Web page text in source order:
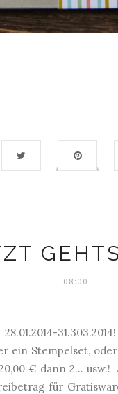
08:00
ein Stempelset,
€ dann 2...
für